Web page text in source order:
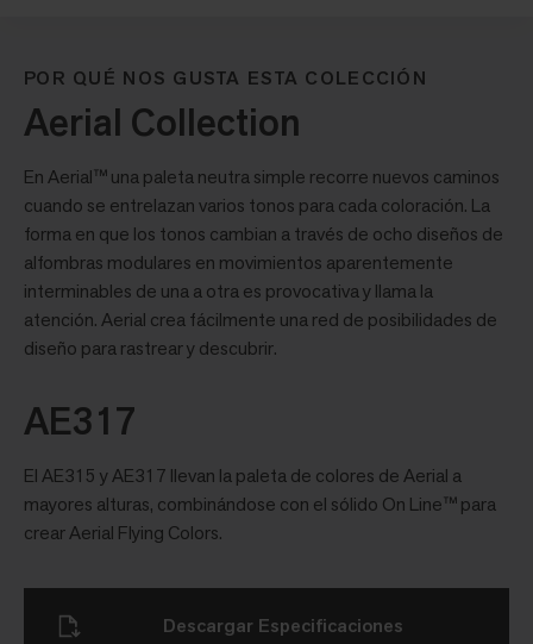
POR QUÉ NOS GUSTA ESTA COLECCIÓN
Aerial Collection
En Aerial™ una paleta neutra simple recorre nuevos caminos
cuando se entrelazan varios tonos para cada coloración. La
forma en que los tonos cambian a través de ocho diseños de
alfombras modulares en movimientos aparentemente
interminables de una a otra es provocativa y llama la
atención. Aerial crea fácilmente una red de posibilidades de
diseño para rastrear y descubrir.
AE317
El AE315 y AE317 llevan la paleta de colores de Aerial a
mayores alturas, combinándose con el sólido On Line™ para
crear Aerial Flying Colors.
Descargar Especificaciones